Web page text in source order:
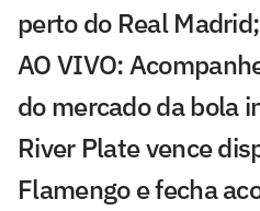
perto do Real
AO VIVO:
do mercado da bola
River Plate vence
Flamengo e fecha